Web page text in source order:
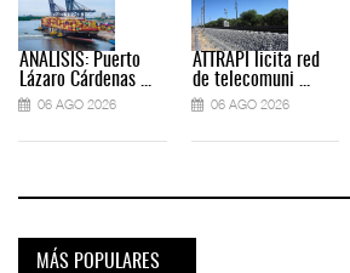
ANÁLISIS: Puerto
Lázaro Cárdenas ...
06 AGO 2026
ATTRAPI licita red
de telecomuni ...
06 AGO 2026
MÁS POPULARES